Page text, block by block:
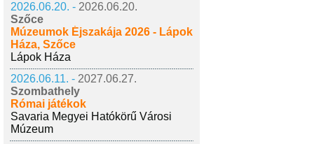
2026.06.20. - 2026.06.20.
Szőce
Múzeumok Éjszakája 2026 - Lápok
Háza, Szőce
Lápok Háza
2026.06.11. - 2027.06.27.
Szombathely
Római játékok
Savaria Megyei Hatókörű Városi
Múzeum